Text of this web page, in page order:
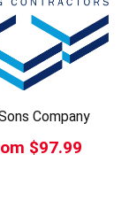
Company
$97.99